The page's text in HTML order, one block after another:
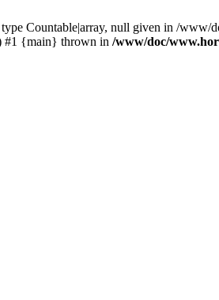
Countable|array, null given in /
#1 {main} thrown in /www/doc/